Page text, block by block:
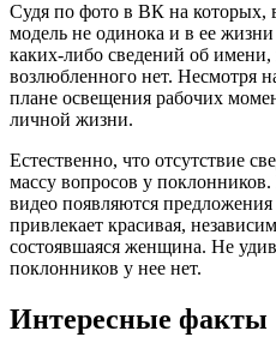
Судя по фото в ВК на которых,
модель не одинока и в ее
каких-либо сведений об имени,
возлюбленного нет. Несмотря
плане освещения рабочих
личной жизни.
Естественно, что отсутствие
массу вопросов у
видео появляются
привлекает красивая,
состоявшаяся женщина. Не
поклонников у нее нет.
Интересные факты